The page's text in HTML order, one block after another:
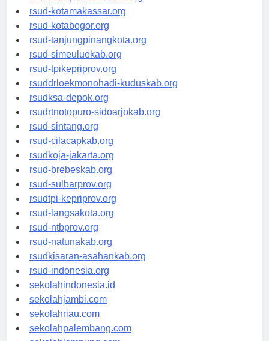
rsud-limapuluhkotakab.org
rsud-kotamakassar.org
rsud-kotabogor.org
rsud-tanjungpinangkota.org
rsud-simeuluekab.org
rsud-tpikepriprov.org
rsuddrloekmonohadi-kuduskab.org
rsudksa-depok.org
rsudrtnotopuro-sidoarjokab.org
rsud-sintang.org
rsud-cilacapkab.org
rsudkoja-jakarta.org
rsud-brebeskab.org
rsud-sulbarprov.org
rsudtpi-kepriprov.org
rsud-langsakota.org
rsud-ntbprov.org
rsud-natunakab.org
rsudkisaran-asahankab.org
rsud-indonesia.org
sekolahindonesia.id
sekolahjambi.com
sekolahriau.com
sekolahpalembang.com